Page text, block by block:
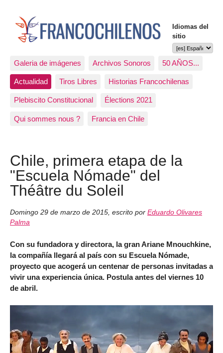
Idiomas del
sitio
Galeria de imágenes Archivos Sonoros 50 AÑOS...
Actualidad Tiros Libres Historias Francochilenas
Plebiscito Constitucional Élections 2021
Qui sommes nous ? Francia en Chile
Chile, primera etapa de la
"Escuela Nómade" del
Théâtre du Soleil
Domingo 29 de marzo de 2015, escrito por Eduardo Olivares
Palma
Con su fundadora y directora, la gran Ariane Mnouchkine,
la compañía llegará al país con su Escuela Nómade,
proyecto que acogerá un centenar de personas invitadas a
vivir una experiencia única. Postula antes del viernes 10
de abril.